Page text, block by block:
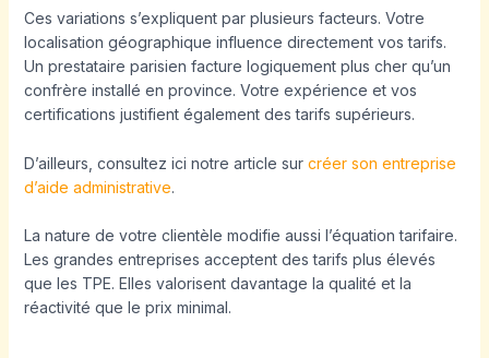
Ces variations s’expliquent par plusieurs facteurs. Votre
localisation géographique influence directement vos tarifs.
Un prestataire parisien facture logiquement plus cher qu’un
confrère installé en province. Votre expérience et vos
certifications justifient également des tarifs supérieurs.
D’ailleurs, consultez ici notre article surcréer son entreprise
d’aide administrative.
La nature de votre clientèle modifie aussi l’équation tarifaire.
Les grandes entreprises acceptent des tarifs plus élevés
que les TPE. Elles valorisent davantage la qualité et la
réactivité que le prix minimal.